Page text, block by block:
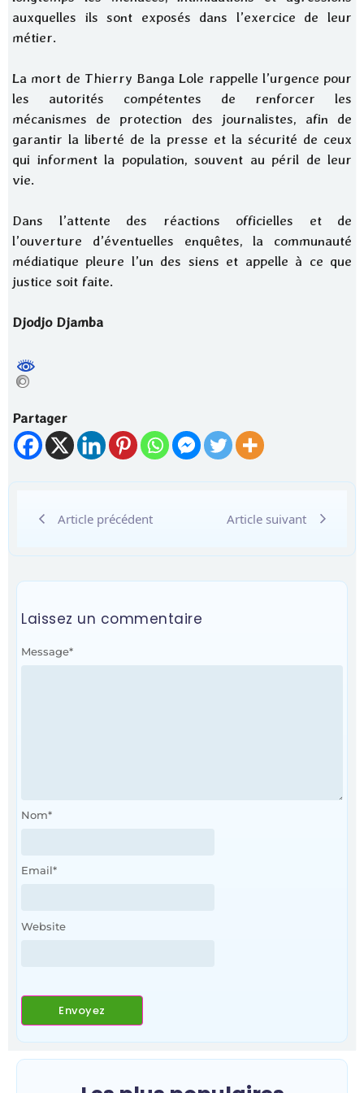
auxquelles ils sont exposés dans l’exercice de leur
métier.
La mort de Thierry Banga Lole rappelle l’urgence pour
les autorités compétentes de renforcer les
mécanismes de protection des journalistes, afin de
garantir la liberté de la presse et la sécurité de ceux
qui informent la population, souvent au péril de leur
vie.
Dans l’attente des réactions officielles et de
l’ouverture d’éventuelles enquêtes, la communauté
médiatique pleure l’un des siens et appelle à ce que
justice soit faite.
Djodjo Djamba
Partager
Article précédent Article suivant
Laissez un commentaire
Message*
Nom*
Email*
Website